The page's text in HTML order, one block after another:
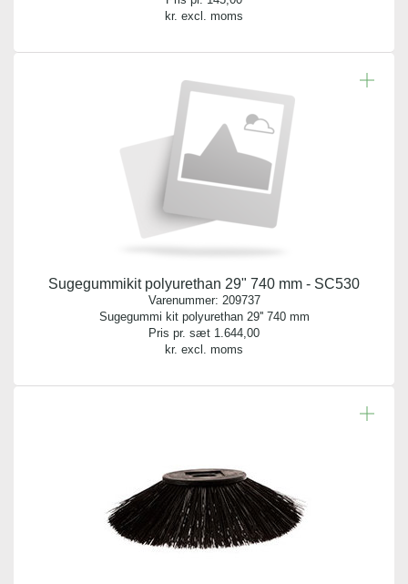
kr. excl. moms
Sugegummikit polyurethan 29" 740 mm - SC530
Varenummer: 209737
Sugegummi kit polyurethan 29'' 740 mm
Pris pr. sæt 1.644,00
kr. excl. moms